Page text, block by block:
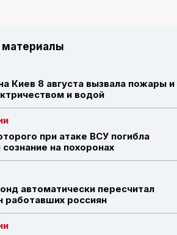
Киев 8 августа вызвала пожары и
и водой
при атаке ВСУ погибла
на похоронах
автоматически пересчитал
работавших россиян